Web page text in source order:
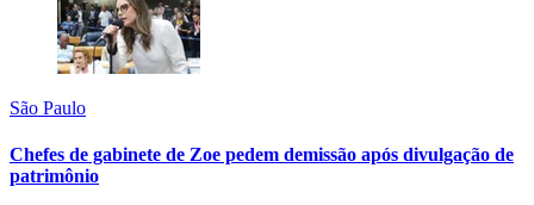
São Paulo
Chefes de gabinete de Zoe pedem demissão após divulgação de
patrimônio